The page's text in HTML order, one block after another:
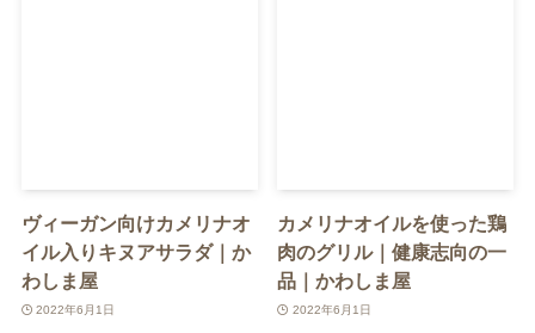
ヴィーガン向けカメリナオ
イル入りキヌアサラダ｜か
わしま屋
2022年6月1日
カメリナオイルを使った鶏
肉のグリル｜健康志向の一
品｜かわしま屋
2022年6月1日